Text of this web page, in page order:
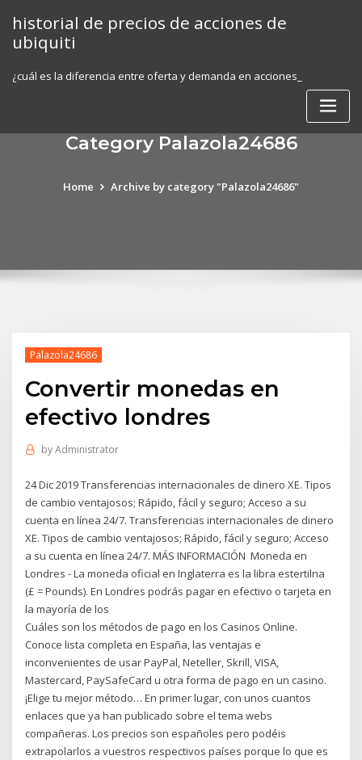
content
historial de precios de acciones de
ubiquiti
¿cuál es la diferencia entre oferta y demanda en acciones_
Category Palazola24686
Home Archive by category "Palazola24686"
Palazola24686
Convertir monedas en
efectivo londres
byAdministrator
24 Dic 2019 Transferencias internacionales de dinero XE. Tipos
de cambio ventajosos; Rápido, fácil y seguro; Acceso a su
cuenta en línea 24/7. Transferencias internacionales de dinero
XE. Tipos de cambio ventajosos; Rápido, fácil y seguro; Acceso
a su cuenta en línea 24/7. MÁS INFORMACIÓN Moneda en
Londres - La moneda oficial en Inglaterra es la libra estertilna
(£ = Pounds). En Londres podrás pagar en efectivo o tarjeta en
la mayoría de los
Cuáles son los métodos de pago en los Casinos Online.
Conoce lista completa en España, las ventajas e
inconvenientes de usar PayPal, Neteller, Skrill, VISA,
Mastercard, PaySafeCard u otra forma de pago en un casino.
¡Elige tu mejor método… En primer lugar, con unos cuantos
enlaces que ya han publicado sobre el tema webs
compañeras. Los precios son españoles pero podéis
extrapolarlos a vuestros respectivos países porque lo que es